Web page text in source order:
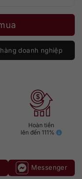
doanh nghiệp
Hoàn tiền
lên đến 111%
Messenger